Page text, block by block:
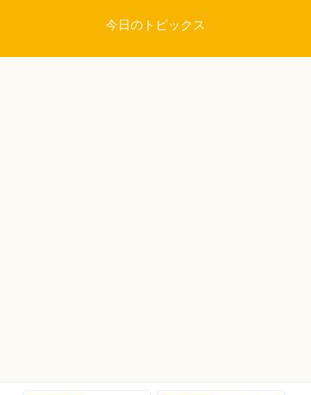
今日のトピックス